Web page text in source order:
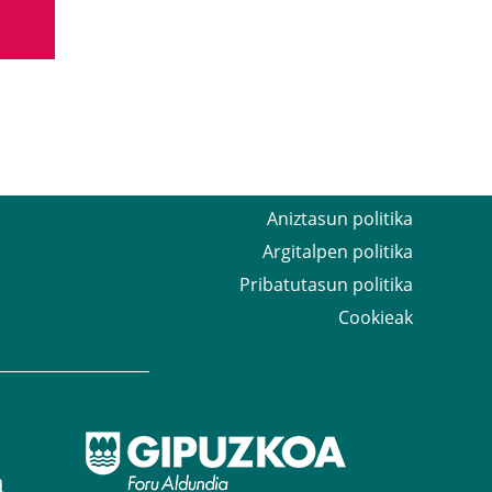
Aniztasun politika
Argitalpen politika
Pribatutasun politika
Cookieak